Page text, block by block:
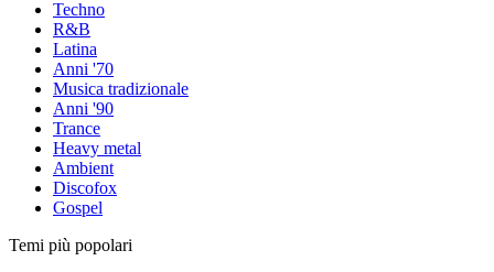
Techno
R&B
Latina
Anni '70
Musica tradizionale
Anni '90
Trance
Heavy metal
Ambient
Discofox
Gospel
Temi più popolari